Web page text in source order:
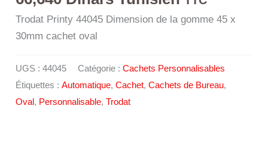
Trodat Printy 44045 Dimension de la gomme 45 x
30mm cachet oval
UGS :44045 Catégorie :Cachets Personnalisables
Étiquettes :Automatique,Cachet,Cachets de Bureau,
Oval, Personnalisable,Trodat